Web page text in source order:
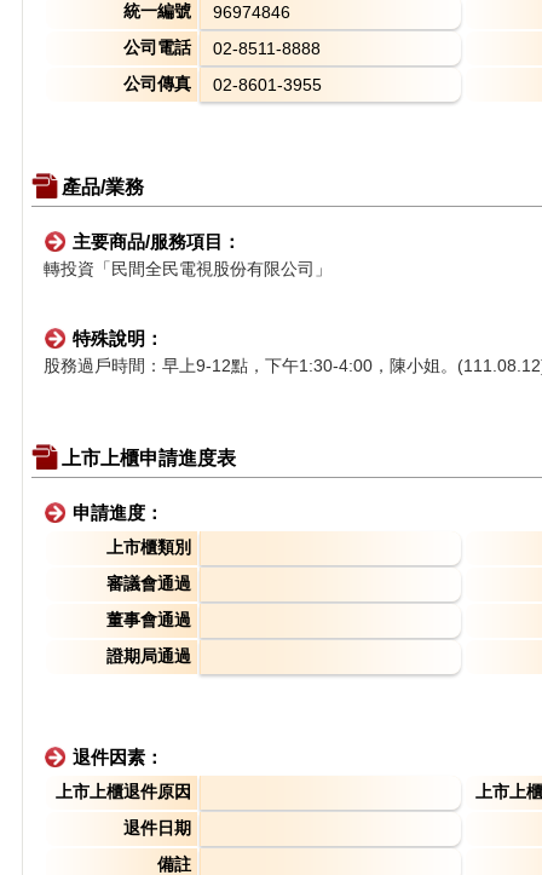
統一編號
96974846
公司電話
02-8511-8888
公司傳真
02-8601-3955
產品/業務
主要商品/服務項目：
轉投資「民間全民電視股份有限公司」
特殊說明：
股務過戶時間：早上9-12點，下午1:30-4:00，陳小姐。
上市上櫃申請進度表
申請進度：
上市櫃類別
審議會通過
董事會通過
證期局通過
退件因素：
上市上櫃退件原因
退件日期
備註
上市上